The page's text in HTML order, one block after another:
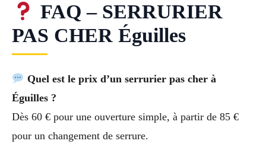
FAQ – SERRURIER
PAS CHER Éguilles
Quel est le prix d’un serrurier pas cher à
Éguilles ?
Dès 60 € pour une ouverture simple, à partir de 85 €
pour un changement de serrure.